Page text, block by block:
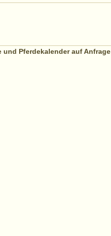
und Pferdekalender auf Anfrage